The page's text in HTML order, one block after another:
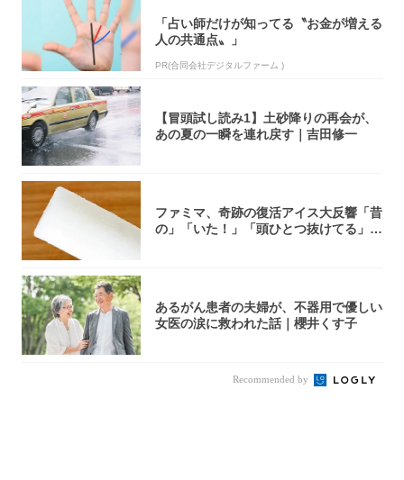
「占い師だけが知ってる〝お金が増える
人の共通点〟」
PR(合同会社デジタルファーム )
【冒頭試し読み1】土砂降りの再会が、
あの夏の一瞬を連れ戻す｜吉田修一
ファミマ、奇跡の復活アイス大反響「昔
の」「いた！」「頭ひとつ抜けてる」
あるがん患者の夫婦が、不器用で優しい
女医の涙に救われた話｜櫻井くす子
Recommended by